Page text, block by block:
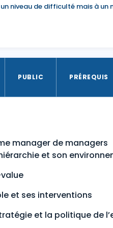
niveau de difficulté mais à un
PUBLIC PRÉREQUIS
manager de managers
et son
et ses interventions
et la politique de